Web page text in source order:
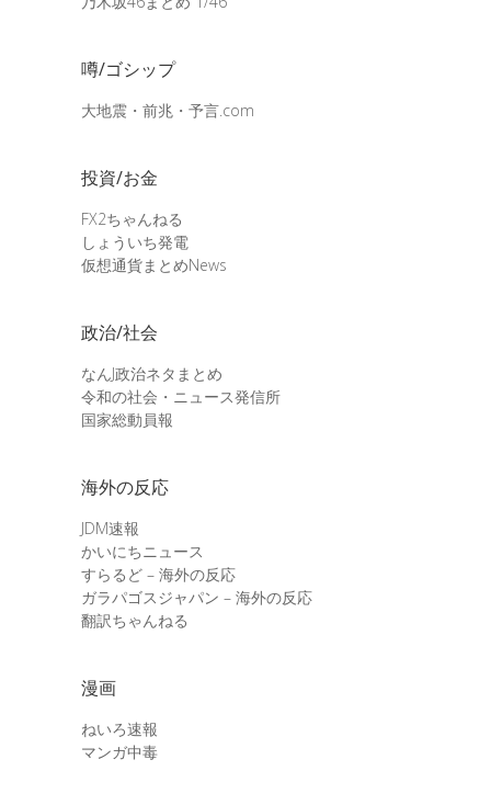
噂/ゴシップ
大地震・前兆・予言.com
投資/お金
FX2ちゃんねる
しょういち発電
仮想通貨まとめNews
政治/社会
なんJ政治ネタまとめ
令和の社会・ニュース発信所
国家総動員報
海外の反応
JDM速報
かいにちニュース
すらるど – 海外の反応
ガラパゴスジャパン – 海外の反応
翻訳ちゃんねる
漫画
ねいろ速報
マンガ中毒